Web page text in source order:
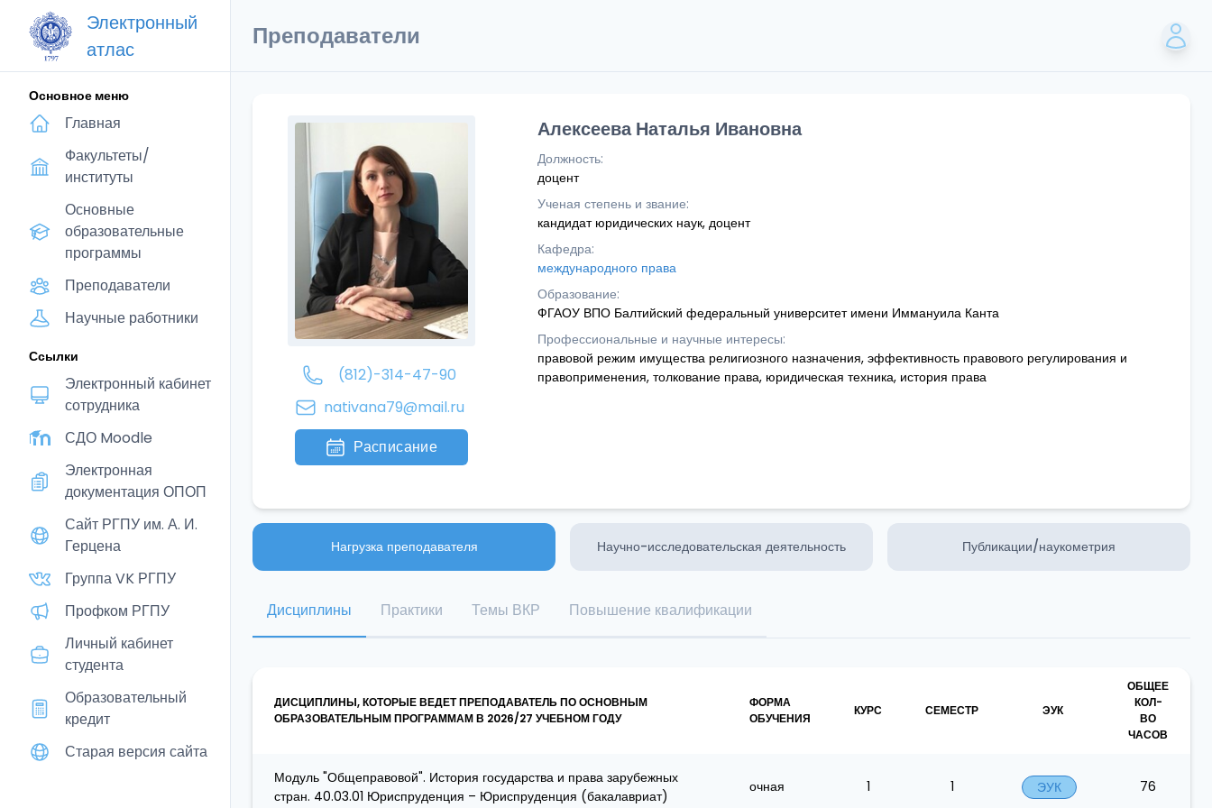
Электронный
атлас
Основное меню
Главная
Факультеты/
институты
Основные
образовательные
программы
Преподаватели
Научные работники
Ссылки
Электронный кабинет
сотрудника
СДО Moodle
Электронная
документация ОПОП
Сайт РГПУ им. А. И.
Герцена
Группа VK РГПУ
Профком РГПУ
Личный кабинет
студента
Образовательный
кредит
Старая версия сайта
Преподаватели
(812)-314-47-90
nativana79@mail.ru
Расписание
Алексеева Наталья Ивановна
Должность:
доцент
Ученая степень и звание:
кандидат юридических наук, доцент
Кафедра:
международного права
Образование:
ФГАОУ ВПО Балтийский федеральный университет имени Иммануила Канта
Профессиональные и научные интересы:
правовой режим имущества религиозного назначения, эффективность правового регулирования и
правоприменения, толкование права, юридическая техника, история права
Нагрузка преподавателя Научно-исследовательская деятельность Публикации/наукометрия
Дисциплины Практики Темы ВКР Повышение квалификации
ДИСЦИПЛИНЫ, КОТОРЫЕ ВЕДЕТ ПРЕПОДАВАТЕЛЬ ПО ОСНОВНЫМ
ОБРАЗОВАТЕЛЬНЫМ ПРОГРАММАМ В 2026/27 УЧЕБНОМ ГОДУ
ФОРМА
ОБУЧЕНИЯ
КУРС СЕМЕСТР ЭУК
ОБЩЕЕ
КОЛ-
ВО
ЧАСОВ
Модуль "Общеправовой". История государства и права зарубежных
стран. 40.03.01 Юриспруденция – Юриспруденция (бакалавриат)
очная 1 1 ЭУК 76